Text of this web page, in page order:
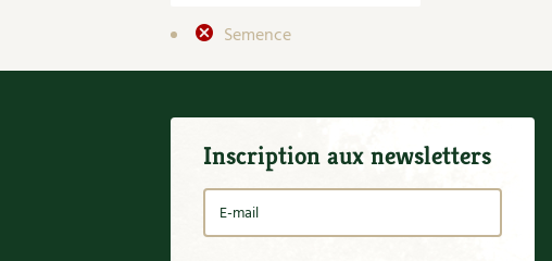
Semence
Inscription aux newsletters